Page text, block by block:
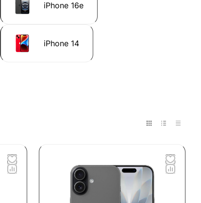
iPhone 16e
iPhone 14